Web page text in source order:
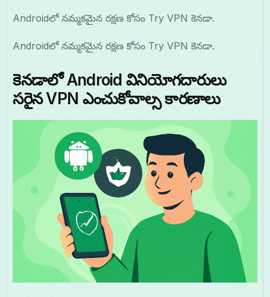
Androidలో నమ్మకమైన రక్షణ కోసం Try VPN కెనడా.
Androidలో నమ్మకమైన రక్షణ కోసం Try VPN కెనడా.
కెనడాలో Android వినియోగదారులు
సరైన VPN ఎంచుకోవాల్స కారణాలు